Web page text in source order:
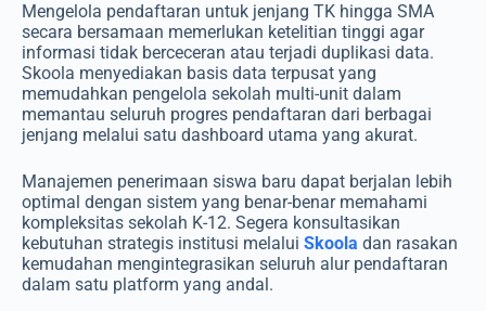
Mengelola pendaftaran untuk jenjang TK hingga SMA
secara bersamaan memerlukan ketelitian tinggi agar
informasi tidak berceceran atau terjadi duplikasi data.
Skoola menyediakan basis data terpusat yang
memudahkan pengelola sekolah multi-unit dalam
memantau seluruh progres pendaftaran dari berbagai
jenjang melalui satu dashboard utama yang akurat.
Manajemen penerimaan siswa baru dapat berjalan lebih
optimal dengan sistem yang benar-benar memahami
kompleksitas sekolah K-12. Segera konsultasikan
kebutuhan strategis institusi melalui Skoola dan rasakan
kemudahan mengintegrasikan seluruh alur pendaftaran
dalam satu platform yang andal.